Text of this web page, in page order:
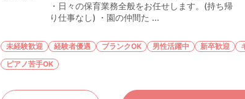
・日々の保育業務全般をお任せします。(持ち帰
り仕事なし) ・園の仲間た ...
未経験歓迎 経験者優遇 ブランクOK 男性活躍中 新卒歓迎
ピアノ苦手OK